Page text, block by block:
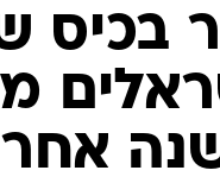
צרכנות פיננסית
בכיס